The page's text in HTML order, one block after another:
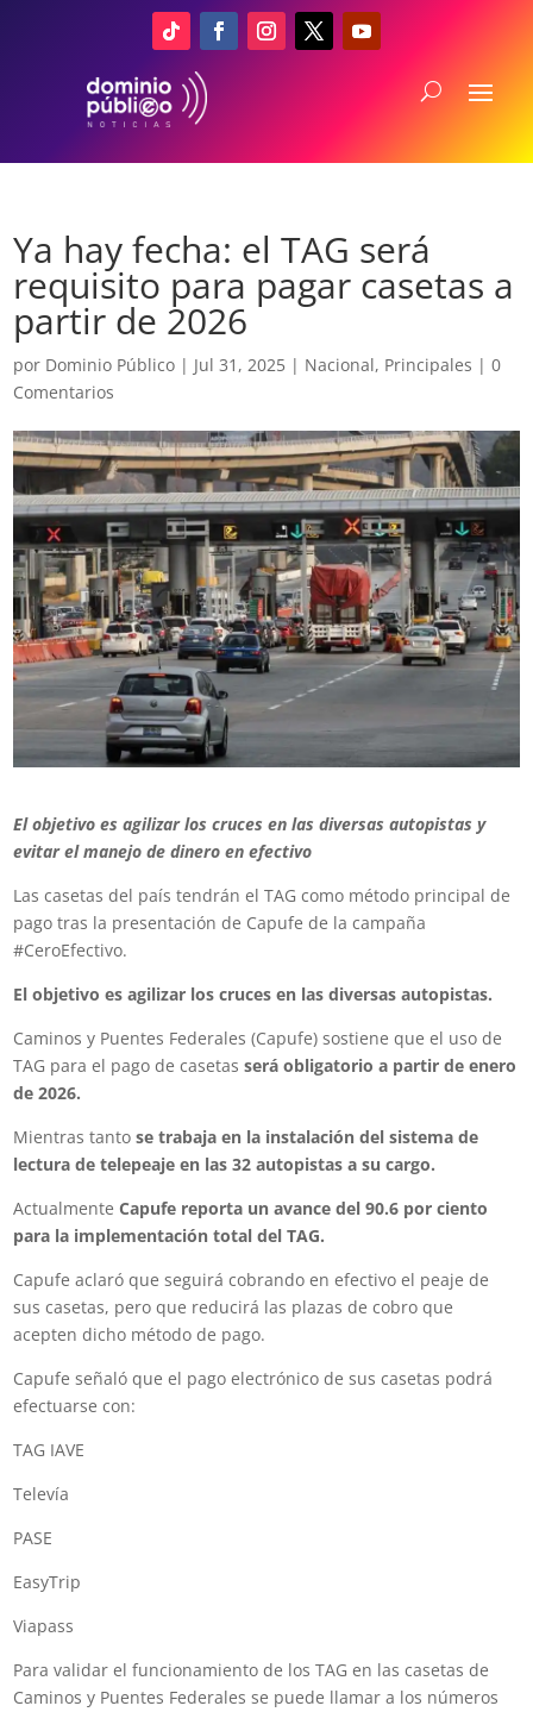
Ya hay fecha: el TAG será
requisito para pagar casetas a
partir de 2026
por Dominio Público | Jul 31, 2025 | Nacional, Principales |0
Comentarios
El objetivo es agilizar los cruces en las diversas autopistas y
evitar el manejo de dinero en efectivo
Las casetas del país tendrán el TAG como método principal de
pago tras la presentación de Capufe de la campaña
#CeroEfectivo.
El objetivo es agilizar los cruces en las diversas autopistas.
Caminos y Puentes Federales (Capufe) sostiene que el uso de
TAG para el pago de casetasserá obligatorio a partir de enero
de 2026.
Mientras tantose trabaja en la instalación del sistema de
lectura de telepeaje en las 32 autopistas a su cargo.
ActualmenteCapufe reporta un avance del 90.6 por ciento
para la implementación total del TAG.
Capufe aclaró que seguirá cobrando en efectivo el peaje de
sus casetas, pero que reducirá las plazas de cobro que
acepten dicho método de pago.
Capufe señaló que el pago electrónico de sus casetas podrá
efectuarse con:
TAG IAVE
Televía
PASE
EasyTrip
Viapass
Para validar el funcionamiento de los TAG en las casetas de
Caminos y Puentes Federales se puede llamar a los números